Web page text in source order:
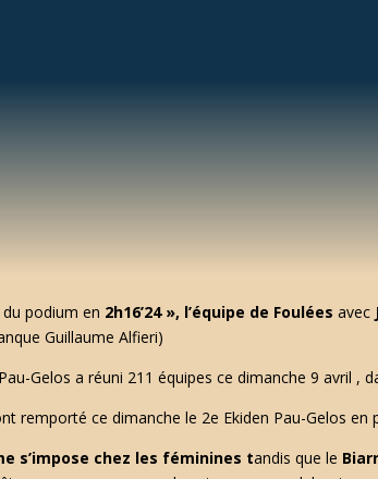
podium en 2h16’24 », l’équipe de Foulées avec
Guillaume Alfieri)
Gelos a réuni 211 équipes ce dimanche 9 avril ,
remporté ce dimanche le 2e Ekiden Pau-Gelos
s’impose chez les féminines tandis que le